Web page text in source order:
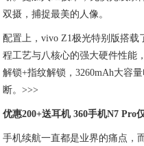
双摄，捕捉最美的人像。
配置上，vivo Z1极光特别版搭载
程工艺与八核心的强大硬件性能
解锁+指纹解锁，3260mAh大容
断。>>>
优惠200+送耳机 360手机N7 Pro
手机续航一直都是业界的痛点，